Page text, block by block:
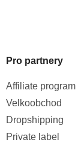
Pro partnery
Affiliate program
Velkoobchod
Dropshipping
Private label